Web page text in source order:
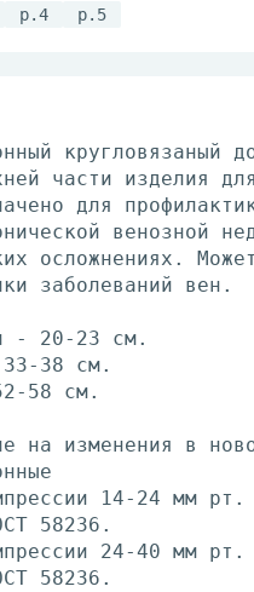
р.4 р.5
кругловязаный
части изделия
для
венозной
осложнениях.
заболеваний вен.
- 20-23 см.
38 см.
58 см.
на изменения в
14-24 мм
58236.
24-40 мм
58236.